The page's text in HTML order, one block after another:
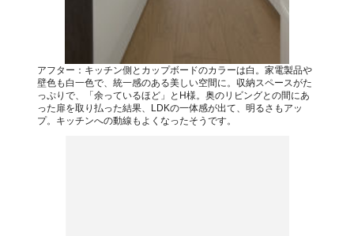
アフター：キッチン側とカップボードのカラーは白。家電製品や
壁色も白一色で、統一感のある美しい空間に。収納スペースがた
っぷりで、「余っているほど」とH様。奥のリビングとの間にあ
った扉を取り払った結果、LDKの一体感が出て、明るさもアッ
プ。キッチンへの動線もよくなったそうです。